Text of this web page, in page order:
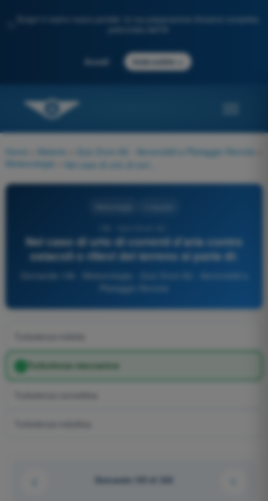
Scopri il nostro nuovo portale: la tua preparazione d'esame completa,
Accedi Inizia subito
Home Materie Quiz Droni A2 - Aeromobili a Pilotaggio Remoto
Meteorologia
Nel caso di urto di correnti d'aria contro
ostacoli o rilievi del terreno si parla di:
Turbolenza meccanica
Domanda 125 di 322